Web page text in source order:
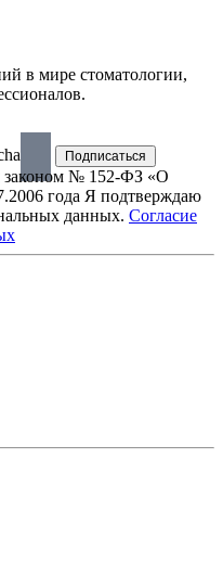
в мире стоматологии,
законом № 152-ФЗ «О
года Я подтверждаю
данных. Согласие